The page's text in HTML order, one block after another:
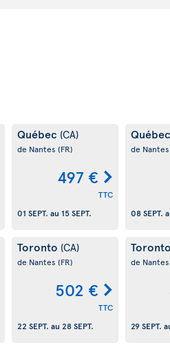
Québec (CA)
de Nantes (FR)
497 €
TTC
01 SEPT. au 15 SEPT.
Québec
de Nantes
08 SEPT.
Toronto (CA)
de Nantes (FR)
502 €
TTC
22 SEPT. au 28 SEPT.
Toronto
de Nantes
29 SEPT.